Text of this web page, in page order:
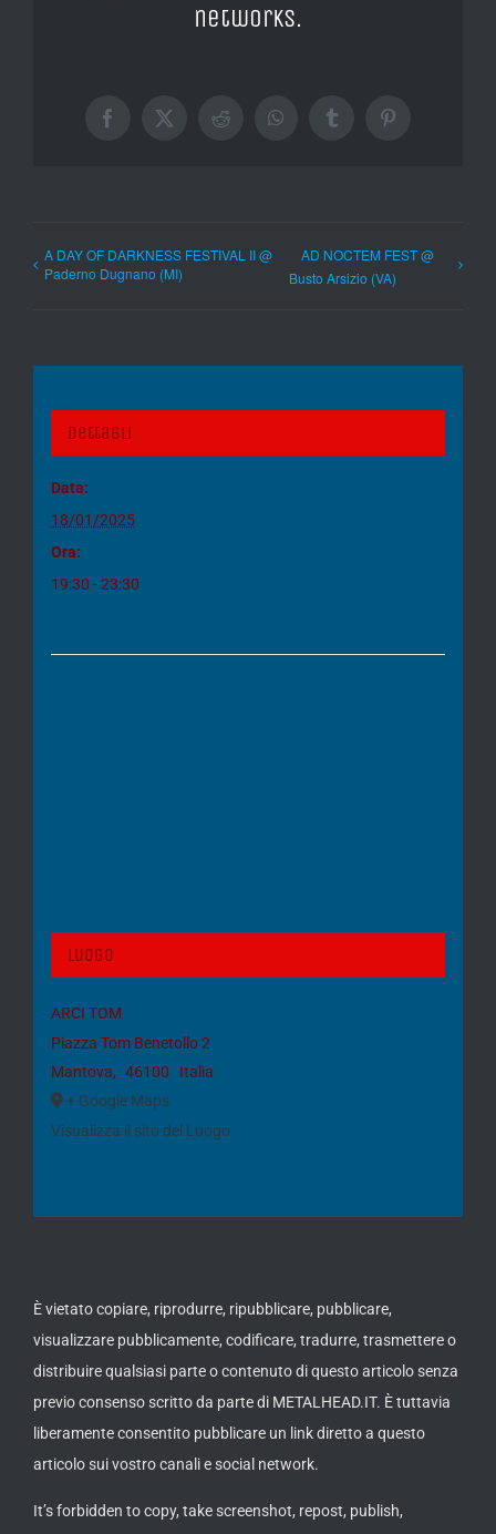
networks.
Facebook
X RedditWhatsAppTumblrPinterest
A DAY OF DARKNESS FESTIVAL II @
Paderno Dugnano (MI)
AD NOCTEM FEST @
Busto Arsizio (VA)
Dettagli
Data:
18/01/2025
Ora:
19:30 - 23:30
Luogo
ARCI TOM
Piazza Tom Benetollo 2
Mantova, 46100
Italia
+ Google Maps
Visualizza il sito del Luogo
È vietato copiare, riprodurre, ripubblicare, pubblicare,
visualizzare pubblicamente, codificare, tradurre, trasmettere o
distribuire qualsiasi parte o contenuto di questo articolo senza
previo consenso scritto da parte di METALHEAD.IT. È tuttavia
liberamente consentito pubblicare un link diretto a questo
articolo sui vostro canali e social network.
It’s forbidden to copy, take screenshot, repost, publish,